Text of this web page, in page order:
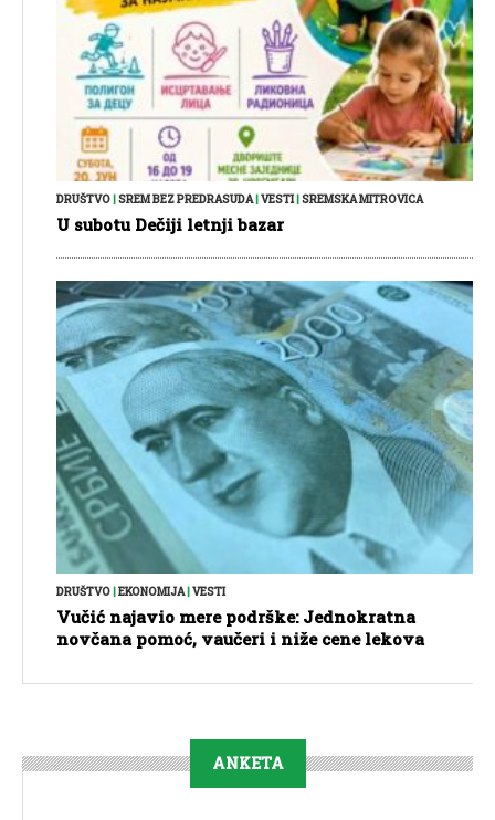
DRUŠTVO|SREM BEZ PREDRASUDA|VESTI|SREMSKA MITROVICA
U subotu Dečiji letnji bazar
DRUŠTVO EKONOMIJA| VESTI
Vučić najavio mere podrške: Jednokratna
novčana pomoć, vaučeri i niže cene lekova
ANKETA